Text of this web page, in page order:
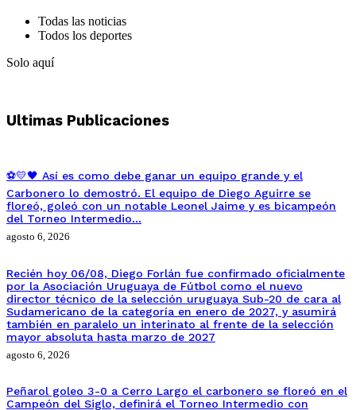
Todas las noticias
Todos los deportes
Solo aquí
Ultimas Publicaciones
⚽💛🖤 Así es como debe ganar un equipo grande y el
Carbonero lo demostró. El equipo de Diego Aguirre se
floreó, goleó con un notable Leonel Jaime y es bicampeón
del Torneo Intermedio…
agosto 6, 2026
Recién hoy 06/08, Diego Forlán fue confirmado oficialmente
por la Asociación Uruguaya de Fútbol como el nuevo
director técnico de la selección uruguaya Sub-20 de cara al
Sudamericano de la categoría en enero de 2027, y asumirá
también en paralelo un interinato al frente de la selección
mayor absoluta hasta marzo de 2027
agosto 6, 2026
Peñarol goleo 3-0 a Cerro Largo el carbonero se floreó en el
Campeón del Siglo, definirá el Torneo Intermedio con